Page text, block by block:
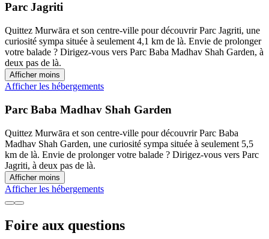
Parc Jagriti
Quittez Murwāra et son centre-ville pour découvrir Parc Jagriti, une
curiosité sympa située à seulement 4,1 km de là. Envie de prolonger
votre balade ? Dirigez-vous vers Parc Baba Madhav Shah Garden, à
deux pas de là.
Afficher moins
Afficher les hébergements
Parc Baba Madhav Shah Garden
Quittez Murwāra et son centre-ville pour découvrir Parc Baba
Madhav Shah Garden, une curiosité sympa située à seulement 5,5
km de là. Envie de prolonger votre balade ? Dirigez-vous vers Parc
Jagriti, à deux pas de là.
Afficher moins
Afficher les hébergements
Foire aux questions